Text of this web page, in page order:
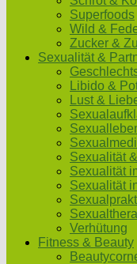
Superfoods
Wild &
Zucker &
Sexualität &
Libido &
Lust &
Sexualität
Sexualität
Sexualität
Verhütung
Fitness & Beauty